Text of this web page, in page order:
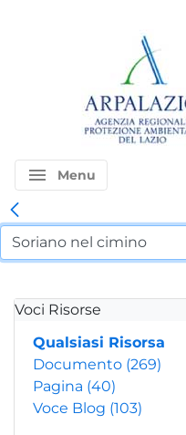
menu Menu
Voci Risorse
Qualsiasi Risorsa
Documento (269)
Pagina (40)
Voce Blog (103)